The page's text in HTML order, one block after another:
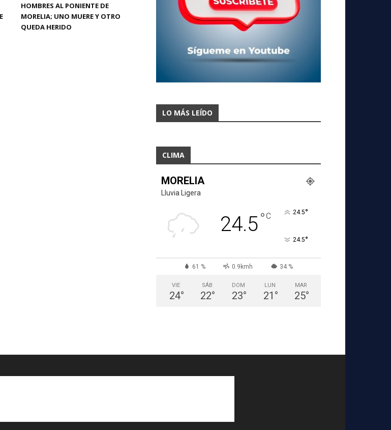
HOMBRES AL PONIENTE DE
MORELIA; UNO MUERE Y OTRO
QUEDA HERIDO
LO MÁS LEÍDO
CLIMA
MORELIA
Lluvia Ligera
24.5°C 24.5°
24.5°
61 % 0.9kmh 34 %
VIE
24°
SÁB
22°
DOM
23°
LUN
21 °
MAR
25°